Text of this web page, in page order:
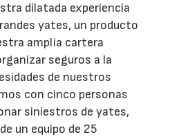
dilatada experiencia
yates, un producto
amplia cartera
seguros a la
de nuestros
con cinco personas
siniestros de yates,
un equipo de 25